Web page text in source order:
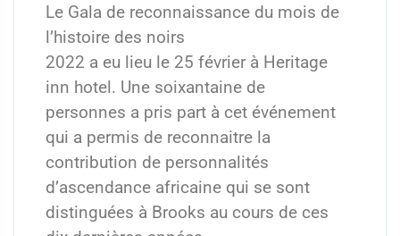
Le Gala de reconnaissance du mois de
l’histoire des noirs
2022 a eu lieu le 25 février à Heritage
inn hotel. Une soixantaine de
personnes a pris part à cet événement
qui a permis de reconnaitre la
contribution de personnalités
d’ascendance africaine qui se sont
distinguées à Brooks au cours de ces